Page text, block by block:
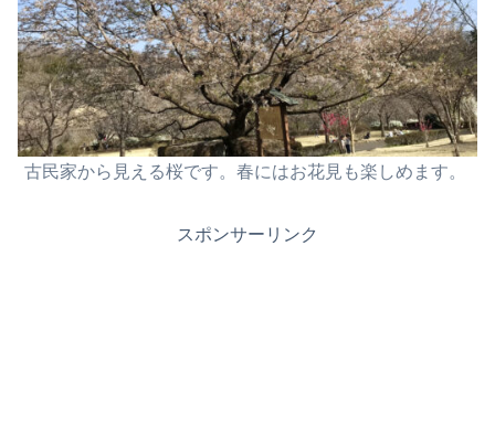
古民家から見える桜です。春にはお花見も楽しめます。
スポンサーリンク